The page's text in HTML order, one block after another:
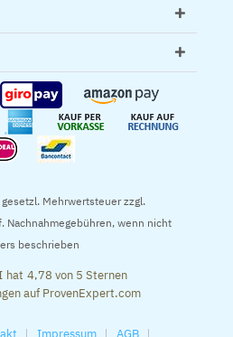
Mehrwertsteuer zzgl.
Nachnahmegebühren, wenn nicht
beschrieben
hat 4,78 von 5 Sternen
auf ProvenExpert.com